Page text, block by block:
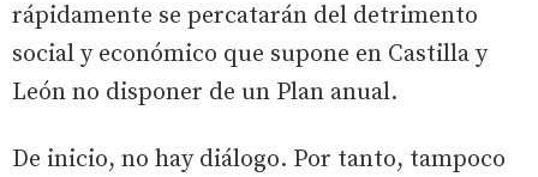
rápidamente se percatarán del detrimento
social y económico que supone en Castilla y
León no disponer de un Plan anual.
De inicio, no hay diálogo. Por tanto, tampoco